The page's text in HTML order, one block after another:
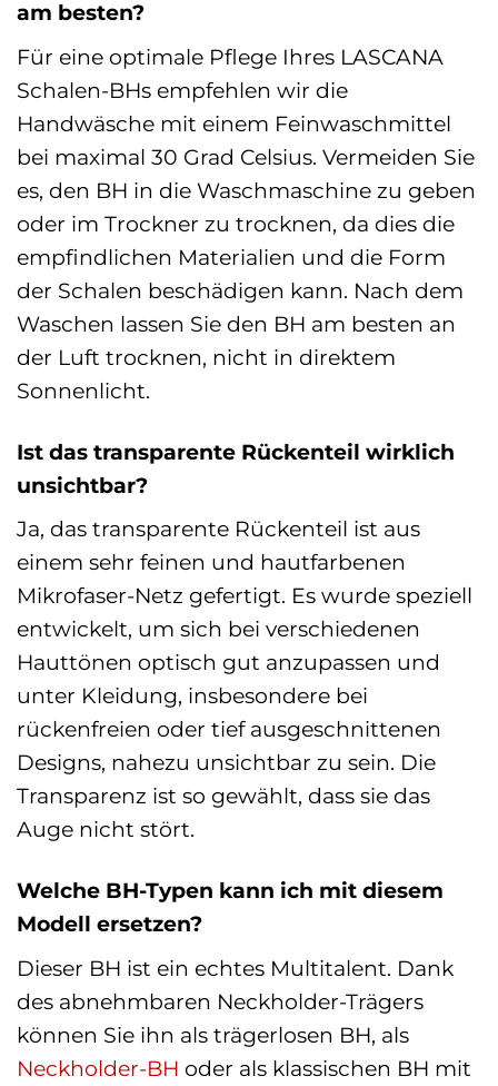
am besten?
Für eine optimale Pflege Ihres LASCANA
Schalen-BHs empfehlen wir die
Handwäsche mit einem Feinwaschmittel
bei maximal 30 Grad Celsius. Vermeiden Sie
es, den BH in die Waschmaschine zu geben
oder im Trockner zu trocknen, da dies die
empfindlichen Materialien und die Form
der Schalen beschädigen kann. Nach dem
Waschen lassen Sie den BH am besten an
der Luft trocknen, nicht in direktem
Sonnenlicht.
Ist das transparente Rückenteil wirklich
unsichtbar?
Ja, das transparente Rückenteil ist aus
einem sehr feinen und hautfarbenen
Mikrofaser-Netz gefertigt. Es wurde speziell
entwickelt, um sich bei verschiedenen
Hauttönen optisch gut anzupassen und
unter Kleidung, insbesondere bei
rückenfreien oder tief ausgeschnittenen
Designs, nahezu unsichtbar zu sein. Die
Transparenz ist so gewählt, dass sie das
Auge nicht stört.
Welche BH-Typen kann ich mit diesem
Modell ersetzen?
Dieser BH ist ein echtes Multitalent. Dank
des abnehmbaren Neckholder-Trägers
können Sie ihn als trägerlosen BH, als
Neckholder-BH oder als klassischen BH mit